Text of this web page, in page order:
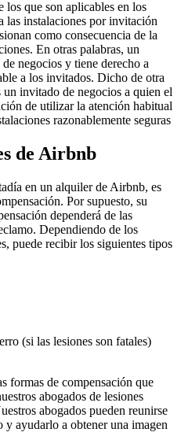
los que son aplicables en los
las instalaciones por invitación
como consecuencia de la
En otras palabras, un
negocios y tiene derecho a
a los invitados. Dicho de otra
invitado de negocios a quien el
de utilizar la atención habitual
razonablemente seguras
de Airbnb
en un alquiler de Airbnb, es
Por supuesto, su
dependerá de las
Dependiendo de los
puede recibir los siguientes tipos
(si las lesiones son fatales)
formas de compensación que
abogados de lesiones
abogados pueden reunirse
y ayudarlo a obtener una imagen